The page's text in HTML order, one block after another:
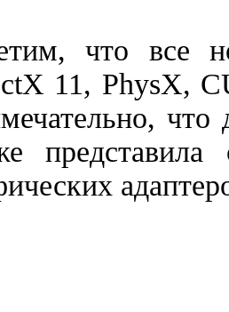
что все
11, PhysX,